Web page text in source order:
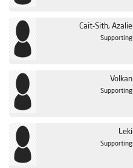
Cait-Sith, Azalie
Supporting
Volkan
Supporting
Leki
Supporting